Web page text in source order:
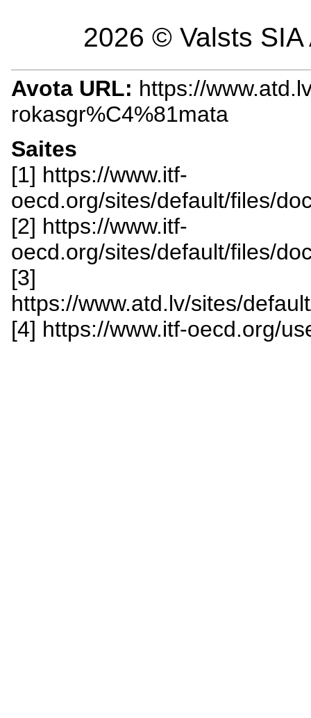
2026 © Valsts
Avota URL: https://
rokasgr%C4%81mata
Saites
[1] https://www.itf-
oecd.org/sites/default/files/
[2] https://www.itf-
oecd.org/sites/default/files/
[3]
https://www.atd.lv/sites/
[4] https://www.itf-oecd.org/